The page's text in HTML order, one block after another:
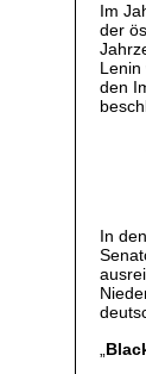
Im
der
Lenin
den
In